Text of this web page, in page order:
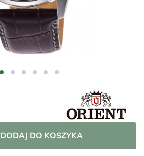
DODAJ DO KOSZYKA